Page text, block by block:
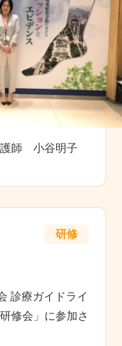
師 小谷明子
研修
診療ガイドライ
修会」に参加さ